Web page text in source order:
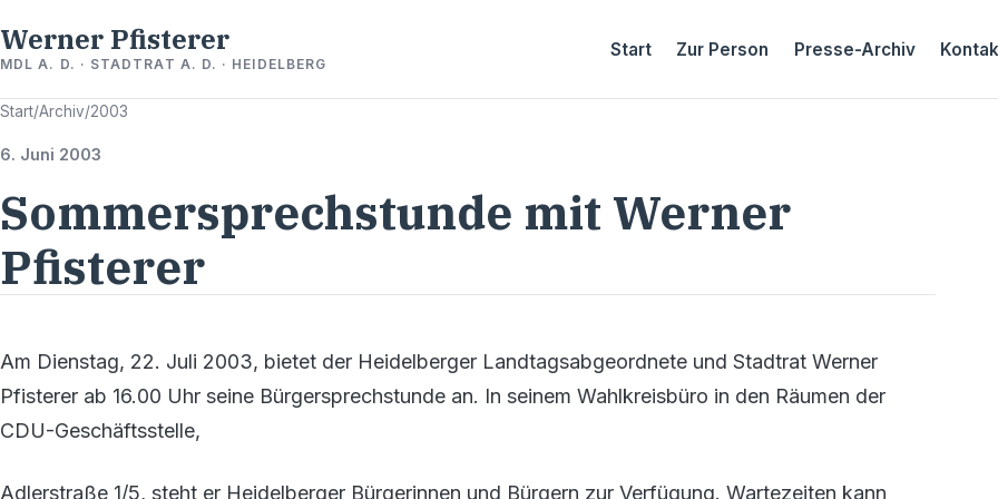
Werner Pfisterer
MDL A. D. · STADTRAT A. D. · HEIDELBERG
Start Zur Person Presse-Archiv
Start/Archiv/2003
6. Juni 2003
Sommersprechstunde mit Werner
Pfisterer
Am Dienstag, 22. Juli 2003, bietet der Heidelberger Landtagsabgeordnete und Stadtrat Werner
Pfisterer ab 16.00 Uhr seine Bürgersprechstunde an. In seinem Wahlkreisbüro in den Räumen der
CDU-Geschäftsstelle,
Adlerstraße 1/5, steht er Heidelberger Bürgerinnen und Bürgern zur Verfügung. Wartezeiten kann